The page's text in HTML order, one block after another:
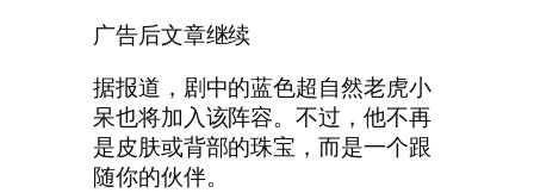
广告后文章继续
据报道，剧中的蓝色超自然老虎小
呆也将加入该阵容。不过，他不再
是皮肤或背部的珠宝，而是一个跟
随你的伙伴。